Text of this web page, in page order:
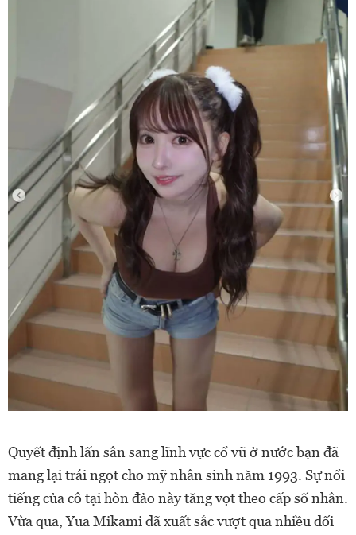
Quyết định lấn sân sang lĩnh vực cổ vũ ở nước bạn đã
mang lại trái ngọt cho mỹ nhân sinh năm 1993. Sự nổi
tiếng của cô tại hòn đảo này tăng vọt theo cấp số nhân.
Vừa qua, Yua Mikami đã xuất sắc vượt qua nhiều đối